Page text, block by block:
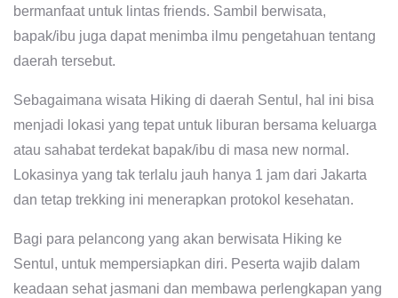
bermanfaat untuk lintas friends. Sambil berwisata,
bapak/ibu juga dapat menimba ilmu pengetahuan tentang
daerah tersebut.
Sebagaimana wisata Hiking di daerah Sentul, hal ini bisa
menjadi lokasi yang tepat untuk liburan bersama keluarga
atau sahabat terdekat bapak/ibu di masa new normal.
Lokasinya yang tak terlalu jauh hanya 1 jam dari Jakarta
dan tetap trekking ini menerapkan protokol kesehatan.
Bagi para pelancong yang akan berwisata Hiking ke
Sentul, untuk mempersiapkan diri. Peserta wajib dalam
keadaan sehat jasmani dan membawa perlengkapan yang